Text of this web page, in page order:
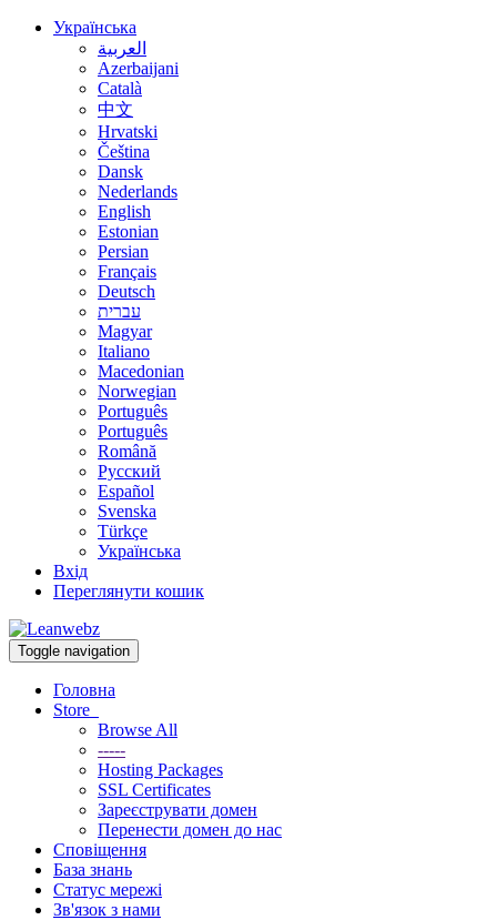
Українська
العربية
Azerbaijani
Català
中文
Hrvatski
Čeština
Dansk
Nederlands
English
Estonian
Persian
Français
Deutsch
עברית
Magyar
Italiano
Macedonian
Norwegian
Português
Português
Română
Русский
Español
Svenska
Türkçe
Українська
Вхід
Переглянути кошик
Toggle navigation
Головна
Store
Browse All
-----
Hosting Packages
SSL Certificates
Зареєструвати домен
Перенести домен до нас
Сповіщення
База знань
Статус мережі
Зв'язок з нами